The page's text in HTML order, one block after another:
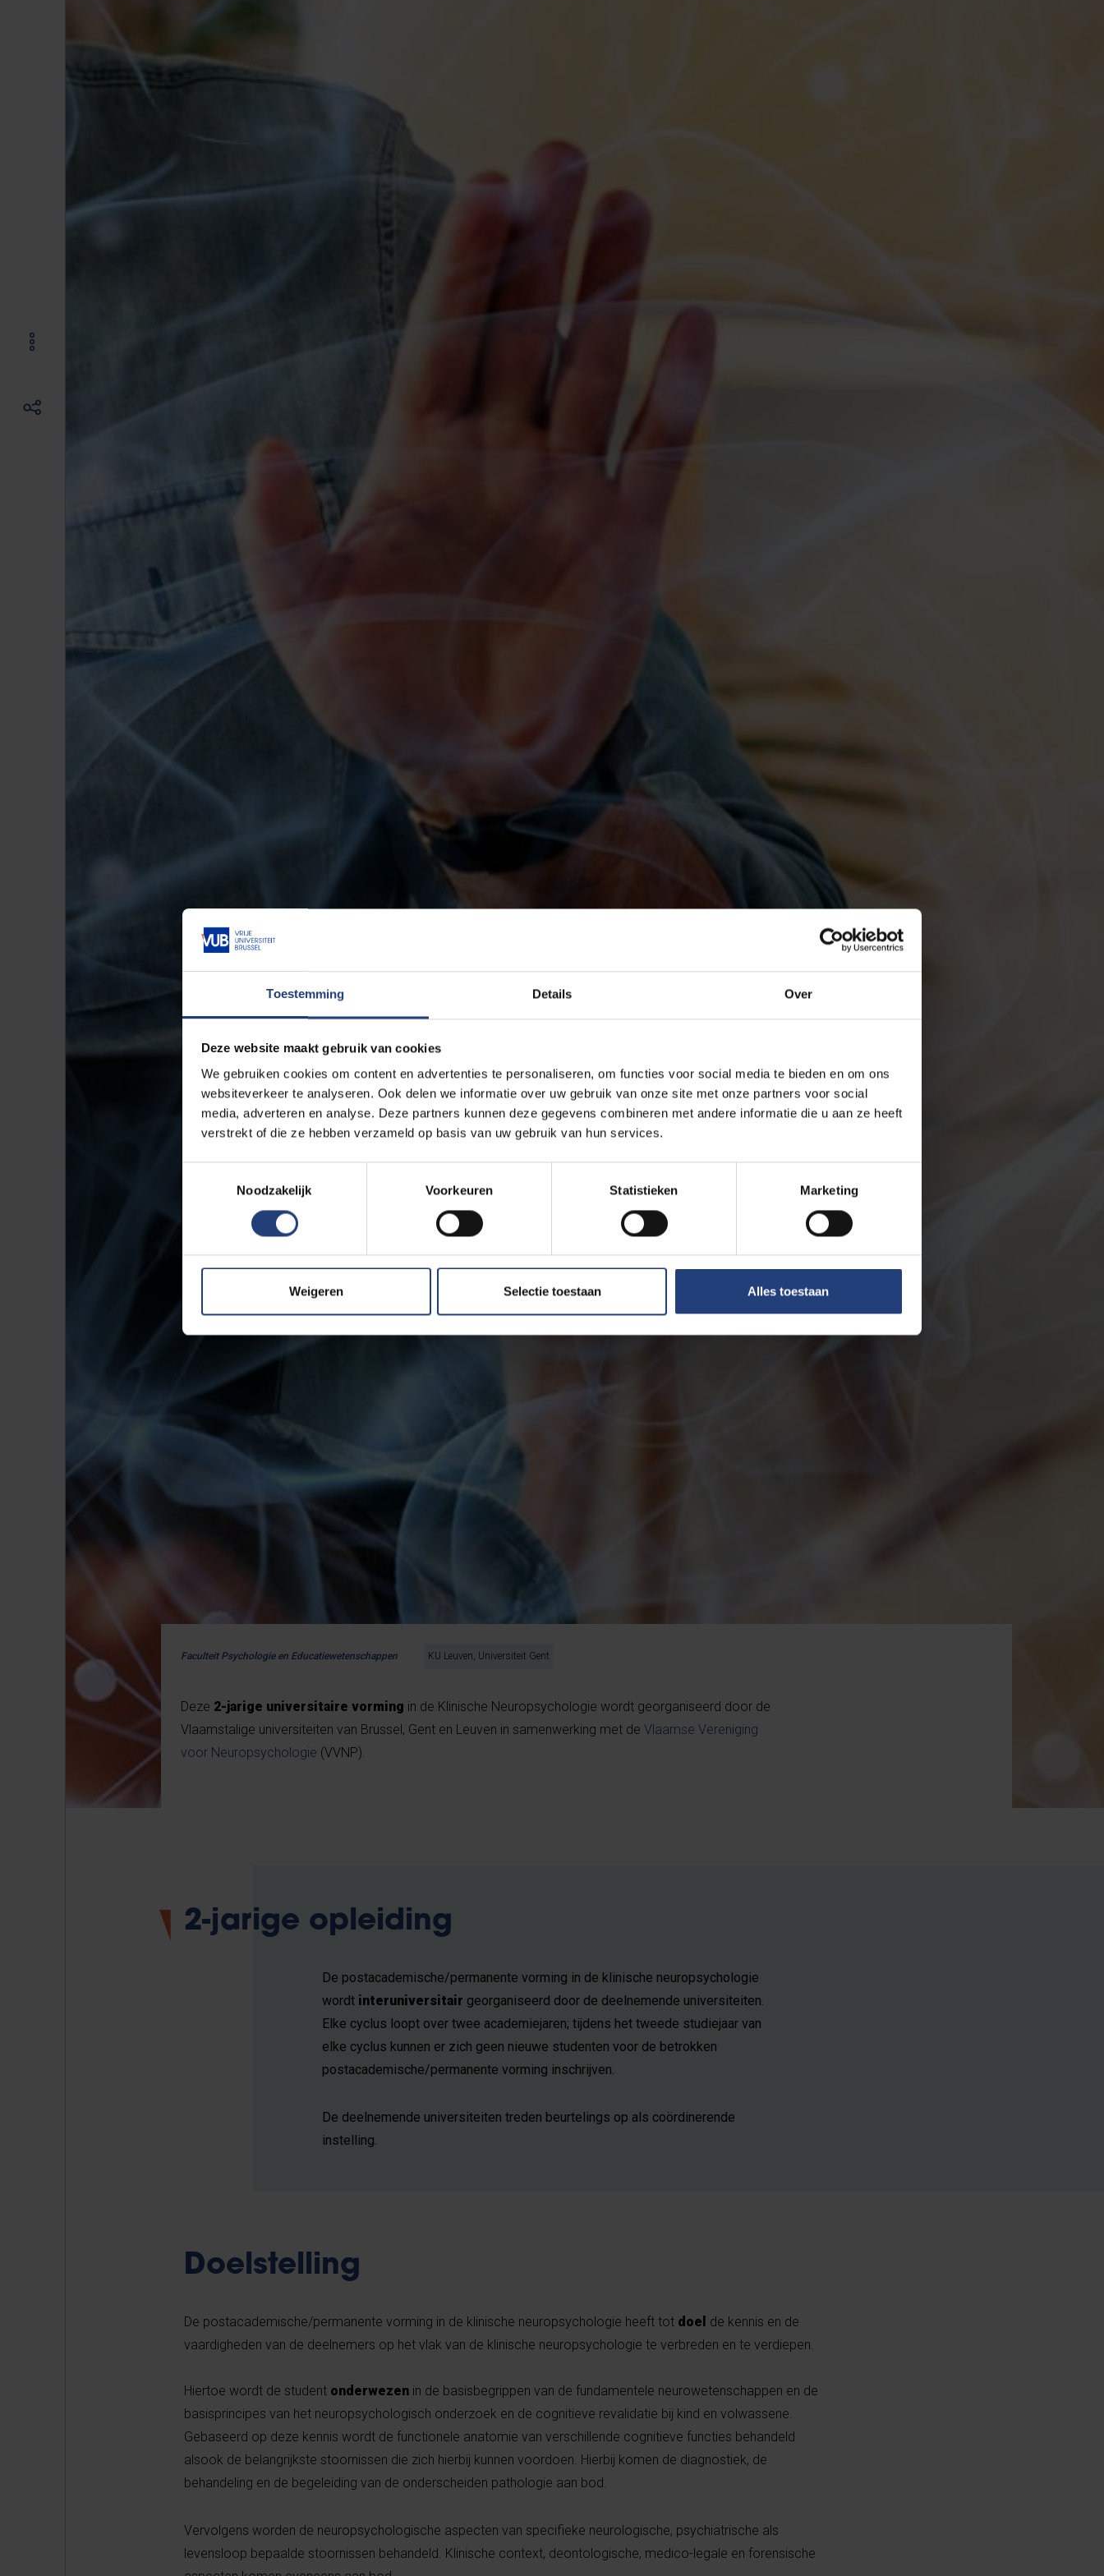
Toestemming Details Over
Deze website maakt gebruik van cookies
We gebruiken cookies om content en advertenties te personaliseren, om functies voor social media te bieden en om ons
websiteverkeer te analyseren. Ook delen we informatie over uw gebruik van onze site met onze partners voor social
media, adverteren en analyse. Deze partners kunnen deze gegevens combineren met andere informatie die u aan ze heeft
verstrekt of die ze hebben verzameld op basis van uw gebruik van hun services.
Noodzakelijk
Voorkeuren Statistieken Marketing
Weigeren Selectie toestaan Alles toestaan
Faculteit Psychologie en Educatiewetenschappen KU Leuven, Universiteit Gent
Deze 2-jarige universitaire vorming in de Klinische Neuropsychologie wordt georganiseerd door de
Vlaamstalige universiteiten van Brussel, Gent en Leuven in samenwerking met de Vlaamse Vereniging
voor Neuropsychologie (VVNP).
2-jarige opleiding
De postacademische/permanente vorming in de klinische neuropsychologie
wordt interuniversitair georganiseerd door de deelnemende universiteiten.
Elke cyclus loopt over twee academiejaren; tijdens het tweede studiejaar van
elke cyclus kunnen er zich geen nieuwe studenten voor de betrokken
postacademische/permanente vorming inschrijven.
De deelnemende universiteiten treden beurtelings op als coördinerende
instelling.
Doelstelling
De postacademische/permanente vorming in de klinische neuropsychologie heeft tot doel de kennis en de
vaardigheden van de deelnemers op het vlak van de klinische neuropsychologie te verbreden en te verdiepen.
Hiertoe wordt de student onderwezen in de basisbegrippen van de fundamentele neurowetenschappen en de
basisprincipes van het neuropsychologisch onderzoek en de cognitieve revalidatie bij kind en volwassene.
Gebaseerd op deze kennis wordt de functionele anatomie van verschillende cognitieve functies behandeld
alsook de belangrijkste stoornissen die zich hierbij kunnen voordoen. Hierbij komen de diagnostiek, de
behandeling en de begeleiding van de onderscheiden pathologie aan bod.
Vervolgens worden de neuropsychologische aspecten van specifieke neurologische, psychiatrische als
levensloop bepaalde stoornissen behandeld. Klinische context, deontologische, medico-legale en forensische